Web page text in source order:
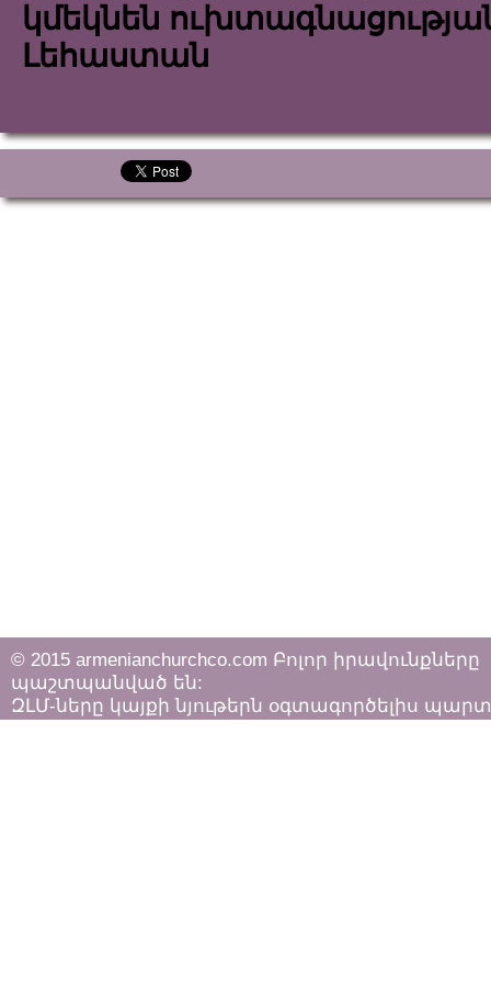
կմեկնեն
Լեհաստան
© 2015 armenianchurchco.com Բոլոր իրավունքները
պաշտպանված են:
ԶԼՄ-ները կայքի նյութերն օգտագործելիս